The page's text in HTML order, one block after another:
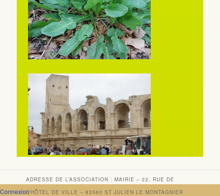
ADRESSE DE L’ASSOCIATION : MAIRIE – 22, RUE DE
L’HÔTEL DE VILLE – 83560 ST JULIEN LE MONTAGNIER
Connexion